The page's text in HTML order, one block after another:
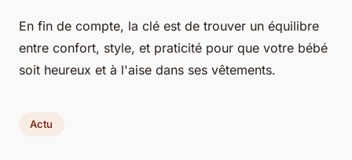
En fin de compte, la clé est de trouver un équilibre
entre confort, style, et praticité pour que votre bébé
soit heureux et à l'aise dans ses vêtements.
Actu